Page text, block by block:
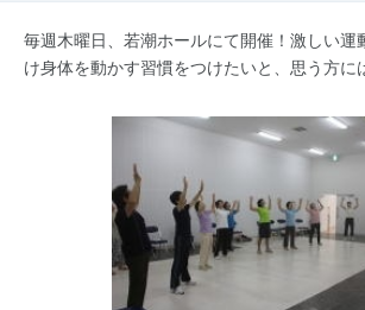
毎週木曜日、若潮ホールにて開催！激しい運
け身体を動かす習慣をつけたいと、思う方に